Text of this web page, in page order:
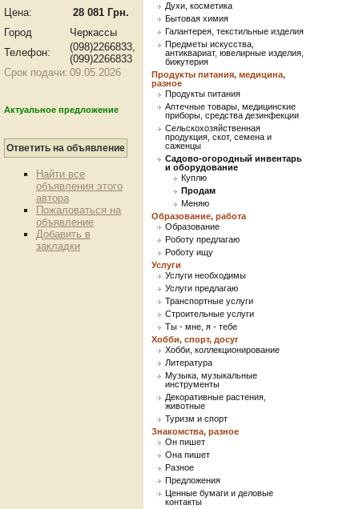
Цена:
28 081 Грн.
Город
Черкассы
Телефон:
(098)2266833,
(099)2266833
Срок подачи: 09.05.2026
Актуальное предложение
Найти все
объявления этого
автора
Пожаловаться на
объявление
Добавить в
закладки
Духи, косметика
Бытовая химия
Галантерея, текстильные изделия
Предметы искусства,
антиквариат, ювелирные изделия,
бижутерия
Продукты питания, медицина,
разное
Продукты питания
Аптечные товары, медицинские
приборы, средства дезинфекции
Сельскохозяйственная
продукция, скот, семена и
саженцы
Садово-огородный инвентарь
и оборудование
Куплю
Продам
Меняю
Образование, работа
Образование
Роботу предлагаю
Роботу ищу
Услуги
Услуги необходимы
Услуги предлагаю
Транспортные услуги
Строительные услуги
Ты - мне, я - тебе
Хобби, спорт, досуг
Хобби, коллекционирование
Литература
Музыка, музыкальные
инструменты
Декоративные растения,
животные
Туризм и спорт
Знакомства, разное
Он пишет
Она пишет
Разное
Предложения
Ценные бумаги и деловые
контакты